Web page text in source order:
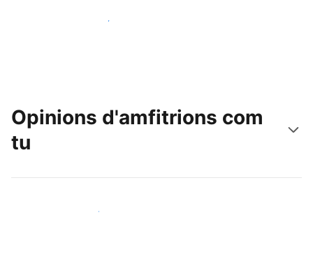
Arriba a nous clients avui mateix
Opinions d'amfitrions com
tu
Uneix-te a amfitrions com tu